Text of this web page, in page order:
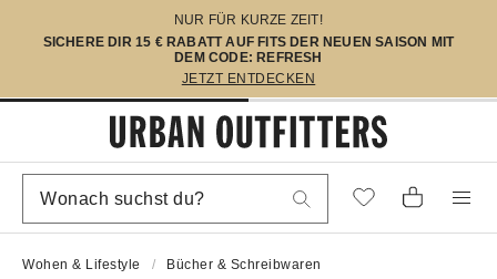
NUR FÜR KURZE ZEIT!
SICHERE DIR 15 € RABATT AUF FITS DER NEUEN SAISON MIT
DEM CODE: REFRESH
JETZT ENTDECKEN
Wohen & Lifestyle Bücher & Schreibwaren